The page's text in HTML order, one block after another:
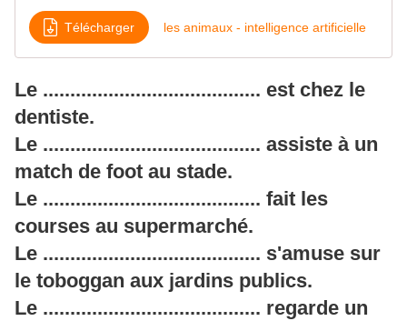
Télécharger les animaux - intelligence artificielle
Le ........................................ est chez le
dentiste.
Le ........................................ assiste à un
match de foot au stade.
Le ........................................ fait les
courses au supermarché.
Le ........................................ s'amuse sur
le toboggan aux jardins publics.
Le ........................................ regarde un